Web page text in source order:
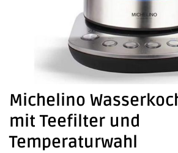
Michelino
mit Teefilter und
Temperaturwahl